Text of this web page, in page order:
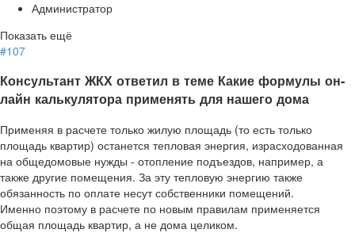
Администратор
Показать ещё
#107
Консультант ЖКХ ответил в теме Какие формулы он-
лайн калькулятора применять для нашего дома
Применяя в расчете только жилую площадь (то есть только
площадь квартир) останется тепловая энергия, израсходованная
на общедомовые нужды - отопление подъездов, например, а
также другие помещения. За эту тепловую энергию также
обязанность по оплате несут собственники помещений.
Именно поэтому в расчете по новым правилам применяется
общая площадь квартир, а не дома целиком.